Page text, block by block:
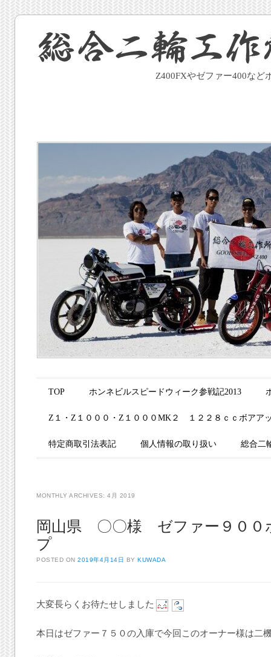
Z400FXやゼファー400など
Main menu
Skip to content
TOP ホンネビルスピードウィーク参戦記2013
Z１・Z１０００・Z１０００MK２ １２２８ｃｃボアア
特定商取引法表記 個人情報の取り扱い 総合二
MONTHLY ARCHIVES:4月 2019
岡山県 〇〇様 ゼファー９００
プ
POSTED ON2019年4月14日 BYKUWADA
大変長らくお待たせしました
本日はゼファー７５０の入庫で今回このオーナー様は二